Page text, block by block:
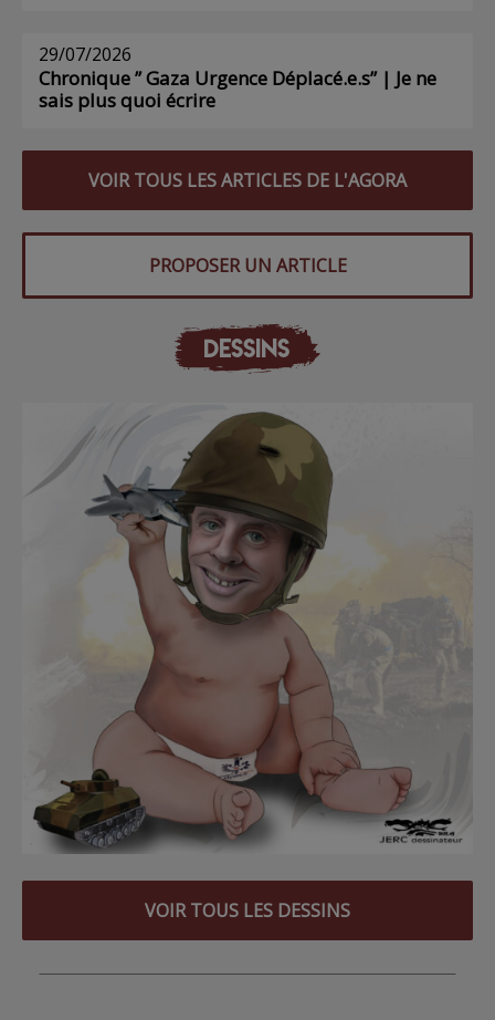
29/07/2026
Chronique ” Gaza Urgence Déplacé.e.s” | Je ne
sais plus quoi écrire
VOIR TOUS LES ARTICLES DE L'AGORA
PROPOSER UN ARTICLE
DESSINS
VOIR TOUS LES DESSINS